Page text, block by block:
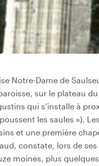
Notre-Dame de
sur le plateau
qui s’installe à
les saules »).
et une première
constate, lors de
moines, plus